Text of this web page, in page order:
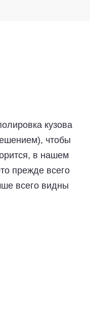
кузова
чтобы
в нашем
прежде всего
всего видны